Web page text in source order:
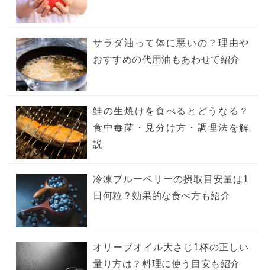
サラダ油って体に悪いの？理由や
おすすめの代用油もあわせて紹介
鮭の生焼けを食べるとどうなる？
食中毒菌・見分け方・調理法を解
説
冷凍ブルーベリーの摂取目安量は1
日何粒？効果的な食べ方も紹介
オリーブオイル大さじ1杯の正しい
量り方は？料理に使う目安も紹介